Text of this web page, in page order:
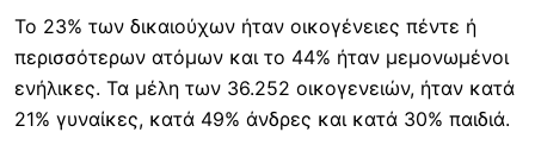
Το 23% των δικαιούχων ήταν οικογένειες πέντε ή
περισσότερων ατόμων και το 44% ήταν μεμονωμένοι
ενήλικες. Τα μέλη των 36.252 οικογενειών, ήταν κατά
21% γυναίκες, κατά 49% άνδρες και κατά 30% παιδιά.